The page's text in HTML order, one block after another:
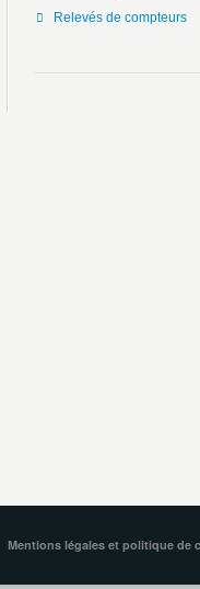
Relevés de compteurs
Mentions légales et politique de